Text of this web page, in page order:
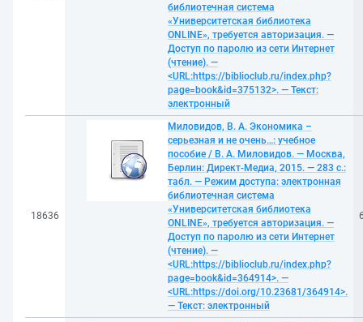
библиотечная система
«Университетская библиотека
ONLINE», требуется авторизация. —
Доступ по паролю из сети Интернет
(чтение). —
<URL:https://biblioclub.ru/index.php?
page=book&id=375132>. — Текст:
электронный
18636
Миловидов, В. А. Экономика –
серьезная и не очень…: учебное
пособие / В. А. Миловидов. — Москва,
Берлин: Директ-Медиа, 2015. — 283 с.:
табл. — Режим доступа: электронная
библиотечная система
«Университетская библиотека
ONLINE», требуется авторизация. —
Доступ по паролю из сети Интернет
(чтение). —
<URL:https://biblioclub.ru/index.php?
page=book&id=364914>. —
<URL:https://doi.org/10.23681/364914>.
— Текст: электронный